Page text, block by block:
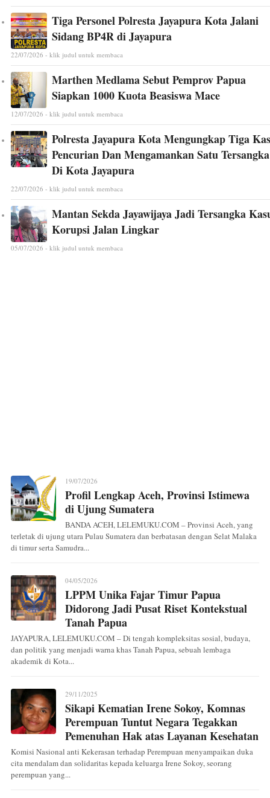
Tiga Personel Polresta Jayapura Kota Jalani
Sidang BP4R di Jayapura
22/07/2026 - klik judul untuk membaca
Marthen Medlama Sebut Pemprov Papua
Siapkan 1000 Kuota Beasiswa Mace
12/07/2026 - klik judul untuk membaca
Polresta Jayapura Kota Mengungkap Tiga
Pencurian Dan Mengamankan Satu Tersangka
Di Kota Jayapura
22/07/2026 - klik judul untuk membaca
Mantan Sekda Jayawijaya Jadi Tersangka
Korupsi Jalan Lingkar
05/07/2026 - klik judul untuk membaca
19/07/2026
Profil Lengkap Aceh, Provinsi Istimewa
di Ujung Sumatera
BANDA ACEH, LELEMUKU.COM – Provinsi Aceh, yang
terletak di ujung utara Pulau Sumatera dan berbatasan dengan Selat Malaka
di timur serta Samudra...
04/05/2026
LPPM Unika Fajar Timur Papua
Didorong Jadi Pusat Riset Kontekstual
Tanah Papua
JAYAPURA, LELEMUKU.COM – Di tengah kompleksitas sosial, budaya,
dan politik yang menjadi warna khas Tanah Papua, sebuah lembaga
akademik di Kota...
29/11/2025
Sikapi Kematian Irene Sokoy, Komnas
Perempuan Tuntut Negara Tegakkan
Pemenuhan Hak atas Layanan Kesehatan
Komisi Nasional anti Kekerasan terhadap Perempuan menyampaikan duka
cita mendalam dan solidaritas kepada keluarga Irene Sokoy, seorang
perempuan yang...